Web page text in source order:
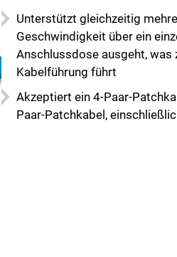
Unterstützt gleichzeitig
Geschwindigkeit über ein
Anschlussdose ausgeht, was
Kabelführung führt
Akzeptiert ein 4-Paar-
Paar-Patchkabel,